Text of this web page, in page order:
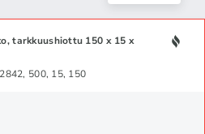
tarkkuushiottu 150 x 15 x
500, 15, 150